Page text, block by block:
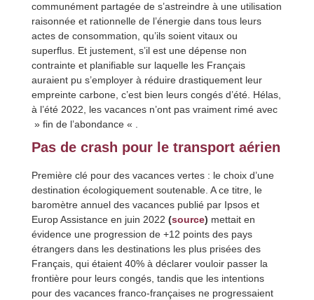
communément partagée de s’astreindre à une utilisation
raisonnée et rationnelle de l’énergie dans tous leurs
actes de consommation, qu’ils soient vitaux ou
superflus. Et justement, s’il est une dépense non
contrainte et planifiable sur laquelle les Français
auraient pu s’employer à réduire drastiquement leur
empreinte carbone, c’est bien leurs congés d’été. Hélas,
à l’été 2022, les vacances n’ont pas vraiment rimé avec
» fin de l’abondance « .
Pas de crash pour le transport aérien
Première clé pour des vacances vertes : le choix d’une
destination écologiquement soutenable. A ce titre, le
baromètre annuel des vacances publié par Ipsos et
Europ Assistance en juin 2022 (source) mettait en
évidence une progression de +12 points des pays
étrangers dans les destinations les plus prisées des
Français, qui étaient 40% à déclarer vouloir passer la
frontière pour leurs congés, tandis que les intentions
pour des vacances franco-françaises ne progressaient